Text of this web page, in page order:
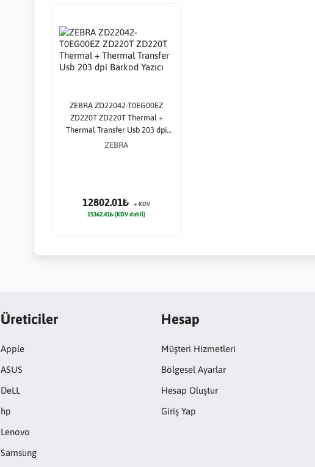
ZEBRA ZD22042-T0EG00EZ
ZD220T ZD220T Thermal +
Thermal Transfer Usb 203 dpi
Barkod Yazıcı
ZEBRA
12802.01₺
+ KDV
15362.41₺ (KDV dahil)
Üreticiler
Apple
ASUS
DeLL
hp
Lenovo
Samsung
Hesap
Müşteri Hizmetleri
Bölgesel Ayarlar
Hesap Oluştur
Giriş Yap